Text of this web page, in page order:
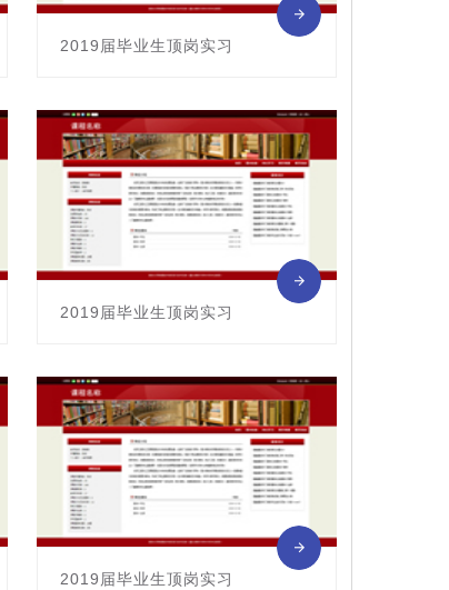
2019届毕业生顶岗实习
主讲教师： 张华
2019届毕业生顶岗实习
主讲教师： 曲丽
2019届毕业生顶岗实习